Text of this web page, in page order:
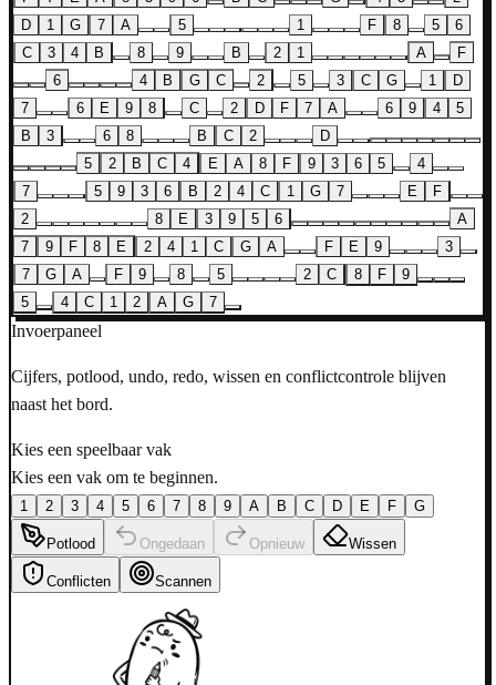
D
1 G 7 A 5 1 F 8 5
6
C
3 4 B 8 9 B 2 1 A
F
6
4 B G C 2 5 3 C G 1
D
7
6 E 9 8 C 2 D F 7 A 6 9 4
5
B
3 6 8 B C 2
D
5
2 B C 4 E A 8 F 9 3 6 5
4
7
5 9 3 6 B 2 4 C 1 G 7 E
F
2
8 E 3 9 5 6
A
7
9 F 8 E 2 4 1 C G A F E 9
3
7
G A F 9 8 5 2 C 8 F
9
5
4 C 1 2 A G 7
Invoerpaneel
Cijfers, potlood, undo, redo, wissen en conflictcontrole blijven
naast het bord.
Kies een speelbaar vak
Kies een vak om te beginnen.
1 2 3 4 5 6 7 8 9 A B C D E F G
Potlood Ongedaan Opnieuw Wissen
Conflicten Scannen